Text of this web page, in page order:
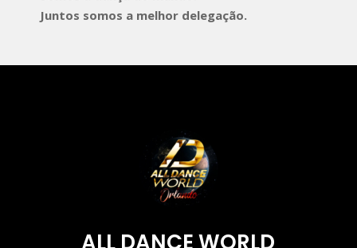
Juntos somos a melhor delegação.